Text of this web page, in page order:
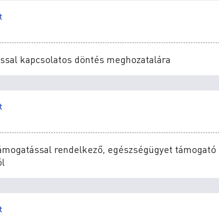
kapcsolatos döntés meghozatalára
rendelkező, egészségügyet